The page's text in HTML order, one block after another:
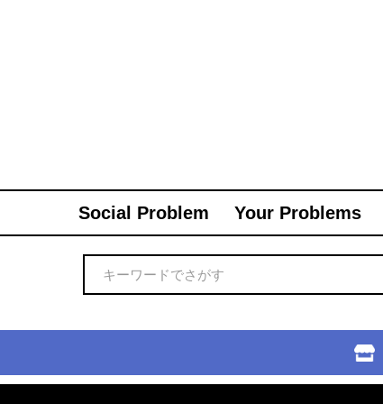
Social Problem Your Problems